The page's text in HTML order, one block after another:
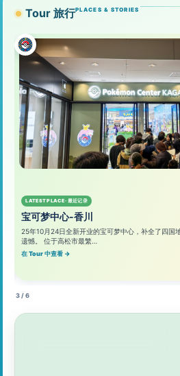
【拉力】JR东日本 地平线印章拉力 2026
【Sleep】3周年 横浜大发现！宝可梦睡姿调查
【宝当地】宝可梦涂装 能登巡游巴士
【宝当地】高知宝人气王 沼王的环高知旅2026 图章
【当地】快龙车票！ 福井铁道・越前铁道相互直通10
【联动】名铁 X 地平线 集章拉力 2026
【日常】宝可梦中心 Pokopia夏日体验活动
【夏日祭】宝可梦中心 夏日大变身！
【联动】JR东海 × Pokopia 亚克力钥匙圈第3弹
【宝当地】六尾的北海道巴士火车大冒险！釧根欢乐
【快闪】宝可梦 ALL STAR COLLECTION POP UP
【展览】LOCAL Acts物产展 鸟取县举办决定！
【宝当地】与椰蛋树一起巡游！宫崎 集章拉力赛2026
【港未来线】《Pokopia DLC》第1弹“冒泡泡海底的
PLACES & STORIES
Tour 旅行
LATEST PLACE · 最近记录
宝可梦中心-香川
25年10月24日全新开业的宝可梦中心，补全了四国
遗憾。 位于高松市最繁…
在 Tour 中查看 →
3 / 6